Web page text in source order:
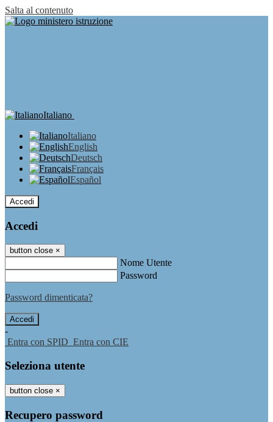
Salta al contenuto
Italiano
Italiano
English
Deutsch
Français
Español
Accedi
Accedi
button close ×
Nome Utente
Password
Password dimenticata?
-
Entra con SPID Entra con CIE
Seleziona utente
button close ×
Recupero password